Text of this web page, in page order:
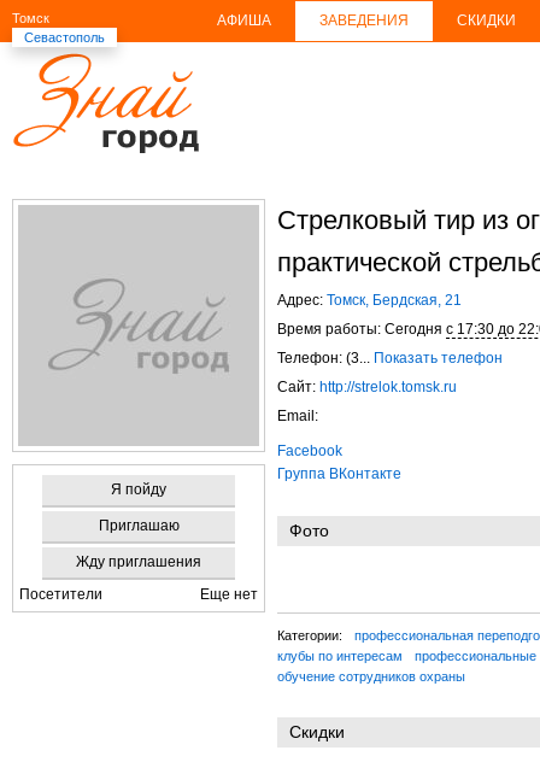
Томск
Севастополь
АФИША ЗАВЕДЕНИЯ СКИДКИ
Я пойду
Приглашаю
Жду приглашения
Посетители
Еще нет
Стрелковый тир из
практической
Адрес: Томск, Бердская, 21
Время работы: Сегодня с 17:30 до
Телефон: (3... Показать телефон
Сайт: http://strelok.tomsk.ru
Email:
Facebook
Группа ВКонтакте
Фото
Категории:
профессиональная
клубы по интересам
профессиональные
обучение сотрудников охраны
Скидки